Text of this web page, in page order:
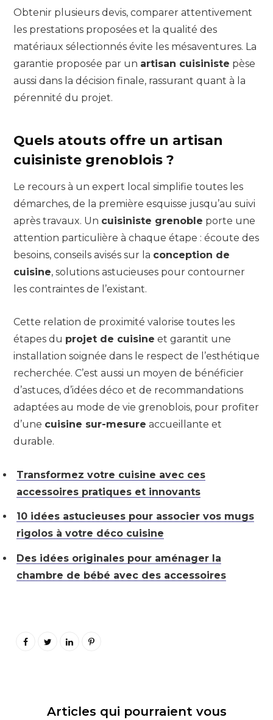
Obtenir plusieurs devis, comparer attentivement
les prestations proposées et la qualité des
matériaux sélectionnés évite les mésaventures. La
garantie proposée par un artisan cuisiniste pèse
aussi dans la décision finale, rassurant quant à la
pérennité du projet.
Quels atouts offre un artisan
cuisiniste grenoblois ?
Le recours à un expert local simplifie toutes les
démarches, de la première esquisse jusqu’au suivi
après travaux. Un cuisiniste grenoble porte une
attention particulière à chaque étape : écoute des
besoins, conseils avisés sur la conception de
cuisine, solutions astucieuses pour contourner
les contraintes de l’existant.
Cette relation de proximité valorise toutes les
étapes du projet de cuisine et garantit une
installation soignée dans le respect de l’esthétique
recherchée. C’est aussi un moyen de bénéficier
d’astuces, d’idées déco et de recommandations
adaptées au mode de vie grenoblois, pour profiter
d’une cuisine sur-mesure accueillante et
durable.
Transformez votre cuisine avec ces
accessoires pratiques et innovants
10 idées astucieuses pour associer vos mugs
rigolos à votre déco cuisine
Des idées originales pour aménager la
chambre de bébé avec des accessoires
Articles qui pourraient vous